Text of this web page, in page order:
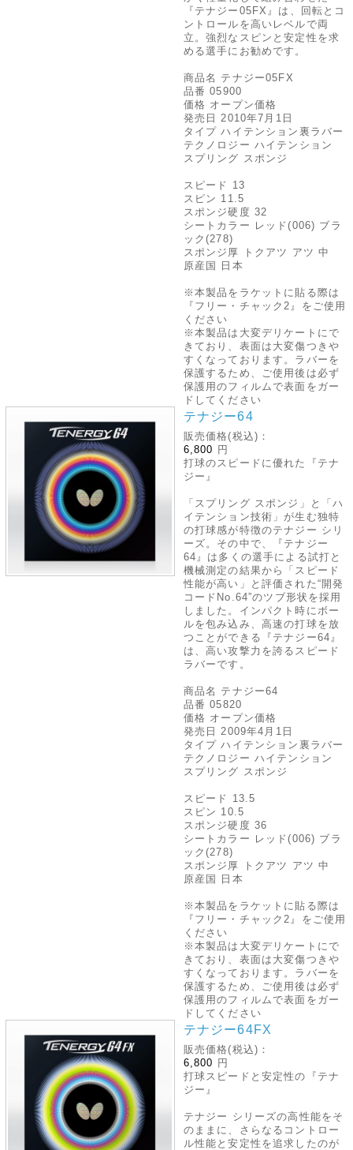
『テナジー05FX』は、回転とコ
ントロールを高いレベルで両
立。強烈なスピンと安定性を求
める選手にお勧めです。
商品名 テナジー05FX
品番 05900
価格 オープン価格
発売日 2010年7月1日
タイプ ハイテンション裏ラバー
テクノロジー ハイテンション
スプリング スポンジ
スピード 13
スピン 11.5
スポンジ硬度 32
シートカラー レッド(006) ブラ
ック(278)
スポンジ厚 トクアツ アツ 中
原産国 日本
※本製品をラケットに貼る際は
『フリー・チャック2』をご使用
ください
※本製品は大変デリケートにで
きており、表面は大変傷つきや
すくなっております。ラバーを
保護するため、ご使用後は必ず
保護用のフィルムで表面をガー
ドしてください
テナジー64
販売価格(税込)：
6,800 円
打球のスピードに優れた『テナ
ジー』
「スプリング スポンジ」と「ハ
イテンション技術」が生む独特
の打球感が特徴のテナジー シリ
ーズ。その中で、『テナジー
64』は多くの選手による試打と
機械測定の結果から「スピード
性能が高い」と評価された“開発
コードNo.64”のツブ形状を採用
しました。インパクト時にボー
ルを包み込み、高速の打球を放
つことができる『テナジー64』
は、高い攻撃力を誇るスピード
ラバーです。
商品名 テナジー64
品番 05820
価格 オープン価格
発売日 2009年4月1日
タイプ ハイテンション裏ラバー
テクノロジー ハイテンション
スプリング スポンジ
スピード 13.5
スピン 10.5
スポンジ硬度 36
シートカラー レッド(006) ブラ
ック(278)
スポンジ厚 トクアツ アツ 中
原産国 日本
※本製品をラケットに貼る際は
『フリー・チャック2』をご使用
ください
※本製品は大変デリケートにで
きており、表面は大変傷つきや
すくなっております。ラバーを
保護するため、ご使用後は必ず
保護用のフィルムで表面をガー
ドしてください
テナジー64FX
販売価格(税込)：
6,800 円
打球スピードと安定性の『テナ
ジー』
テナジー シリーズの高性能をそ
のままに、さらなるコントロー
ル性能と安定性を追求したのが